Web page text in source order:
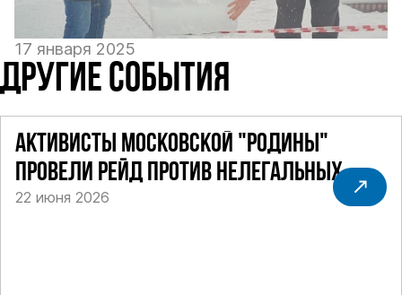
17 января 2025
ДРУГИЕ СОБЫТИЯ
АКТИВИСТЫ МОСКОВСКОЙ "РОДИНЫ"
ПРОВЕЛИ РЕЙД ПРОТИВ НЕЛЕГАЛЬНЫХ
ТАКСИ
22 июня 2026